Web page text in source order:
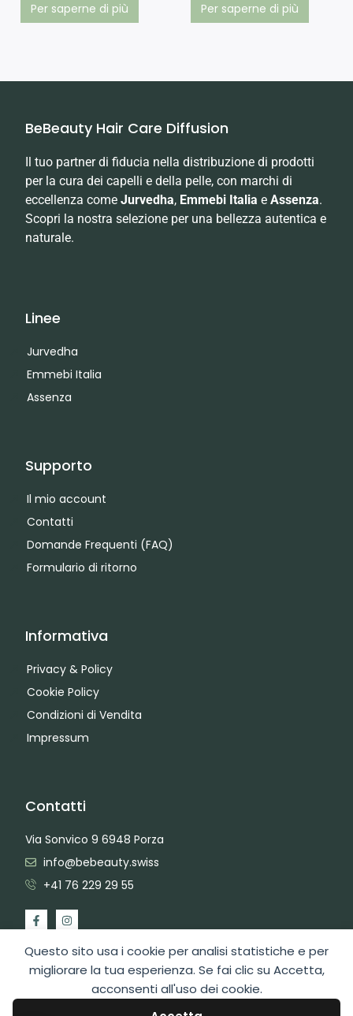
Questo sito usa i cookie per analisi statistiche e per
migliorare la tua esperienza. Se fai clic su Accetta,
acconsenti all'uso dei cookie.
Per saperne di più Per saperne di più
BeBeauty Hair Care Diffusion
Il tuo partner di fiducia nella distribuzione di prodotti
per la cura dei capelli e della pelle, con marchi di
eccellenza come Jurvedha, Emmebi Italia e Assenza.
Scopri la nostra selezione per una bellezza autentica e
naturale.
Linee
Jurvedha
Emmebi Italia
Assenza
Supporto
Il mio account
Contatti
Domande Frequenti (FAQ)
Formulario di ritorno
Informativa
Privacy & Policy
Cookie Policy
Condizioni di Vendita
Impressum
Contatti
Via Sonvico 9 6948 Porza
info@bebeauty.swiss
+41 76 229 29 55
2026 Copyright BeBeauty Hair Care Diffusion Sagl